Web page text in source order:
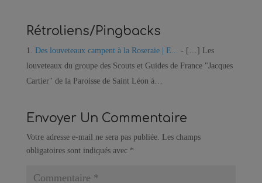
Rétroliens/Pingbacks
Des louveteaux campent à la Roseraie | E... - […] Les
louveteaux du groupe des Scouts et Guides de France "Jacques
Cartier" de la Paroisse de Saint Léon à…
Envoyer Un Commentaire
Votre adresse e-mail ne sera pas publiée. Les champs
obligatoires sont indiqués avec *